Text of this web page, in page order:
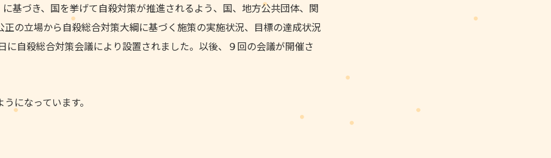
基づき、国を挙げて自殺対策が推進されるよう、国、地方公共団体、関
の立場から自殺総合対策大綱に基づく施策の実施状況、目標の達成状況
自殺総合対策会議により設置されました。以後、９回の会議が開催さ
になっています。